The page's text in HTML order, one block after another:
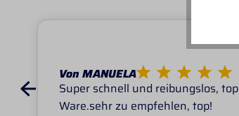
Von MANUELA
Super schnell und reibungslos, top
Ware.sehr zu empfehlen, top!